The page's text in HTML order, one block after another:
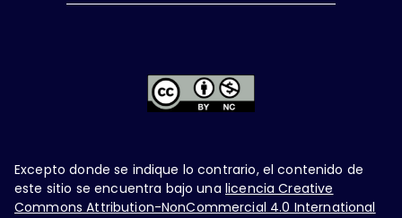
Excepto donde se indique lo contrario, el contenido de
este sitio se encuentra bajo una licencia Creative
Commons Attribution-NonCommercial 4.0 International